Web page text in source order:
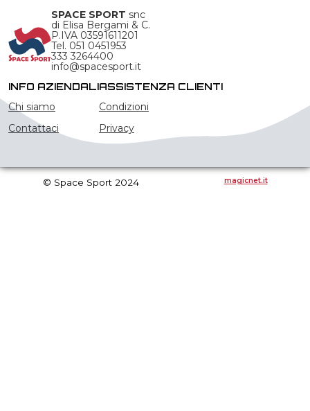
SPACE SPORT snc
di Elisa Bergami & C.
P.IVA 03591611201
Tel. 051 0451953
333 3264400
info@spacesport.it
INFO AZIENDALI
Chi siamo
Contattaci
ASSISTENZA CLIENTI
Condizioni
Privacy
© Space Sport 2024 magicnet.it